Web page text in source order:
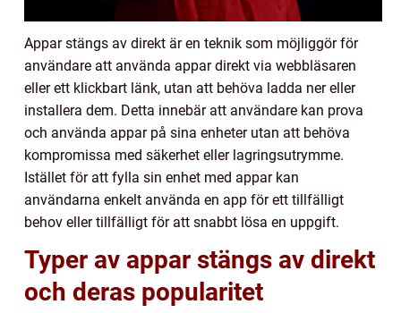
Appar stängs av direkt är en teknik som möjliggör för
användare att använda appar direkt via webbläsaren
eller ett klickbart länk, utan att behöva ladda ner eller
installera dem. Detta innebär att användare kan prova
och använda appar på sina enheter utan att behöva
kompromissa med säkerhet eller lagringsutrymme.
Istället för att fylla sin enhet med appar kan
användarna enkelt använda en app för ett tillfälligt
behov eller tillfälligt för att snabbt lösa en uppgift.
Typer av appar stängs av direkt
och deras popularitet